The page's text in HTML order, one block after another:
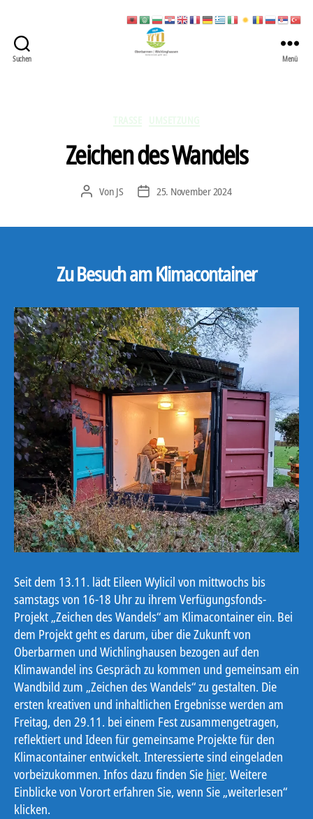
Suchen Menü
Zeichen des Wandels
Beitragsautor
Von JS Veröffentlichungsdatum
25. November 2024
Zu Besuch am Klimacontainer
Seit dem 13.11. lädt Eileen Wylicil von mittwochs bis
samstags von 16-18 Uhr zu ihrem Verfügungsfonds-
Projekt „Zeichen des Wandels“ am Klimacontainer ein. Bei
dem Projekt geht es darum, über die Zukunft von
Oberbarmen und Wichlinghausen bezogen auf den
Klimawandel ins Gespräch zu kommen und gemeinsam ein
Wandbild zum „Zeichen des Wandels“ zu gestalten. Die
ersten kreativen und inhaltlichen Ergebnisse werden am
Freitag, den 29.11. bei einem Fest zusammengetragen,
reflektiert und Ideen für gemeinsame Projekte für den
Klimacontainer entwickelt. Interessierte sind eingeladen
vorbeizukommen. Infos dazu finden Sie hier. Weitere
Einblicke von Vorort erfahren Sie, wenn Sie „weiterlesen“
klicken.